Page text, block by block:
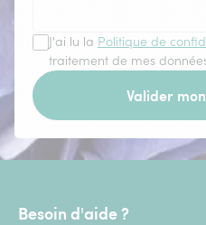
J'ai lu la Politique de
traitement de mes
Valider
Besoin d'aide ?